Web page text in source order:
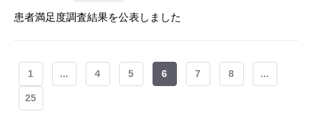
患者満足度調査結果を公表しました
1 ... 4 5 6 7 8 ...
25